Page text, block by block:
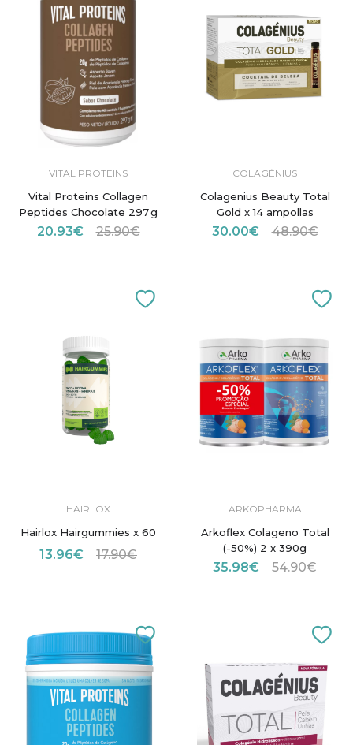
VITAL PROTEINS
Vital Proteins Collagen
Peptides Chocolate 297 g
20.93€ 25.90€
COLAGÉNIUS
Colagenius Beauty Total
Gold x 14 ampollas
30.00€ 48.90€
HAIRLOX
Hairlox Hairgummies x 60
13.96€ 17.90€
ARKOPHARMA
Arkoflex Colageno Total
(-50%) 2 x 390g
35.98€ 54.90€